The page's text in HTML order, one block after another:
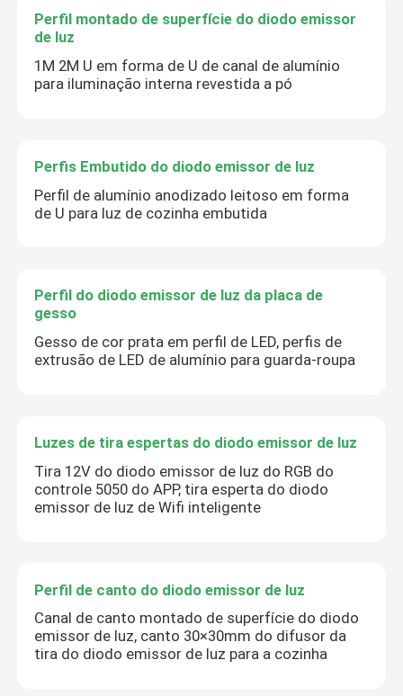
Perfil montado de superfície do diodo emissor
de luz
1M 2M U em forma de U de canal de alumínio
para iluminação interna revestida a pó
Perfis Embutido do diodo emissor de luz
Perfil de alumínio anodizado leitoso em forma
de U para luz de cozinha embutida
Perfil do diodo emissor de luz da placa de
gesso
Gesso de cor prata em perfil de LED, perfis de
extrusão de LED de alumínio para guarda-roupa
Luzes de tira espertas do diodo emissor de luz
Tira 12V do diodo emissor de luz do RGB do
controle 5050 do APP, tira esperta do diodo
emissor de luz de Wifi inteligente
Perfil de canto do diodo emissor de luz
Canal de canto montado de superfície do diodo
emissor de luz, canto 30×30mm do difusor da
tira do diodo emissor de luz para a cozinha